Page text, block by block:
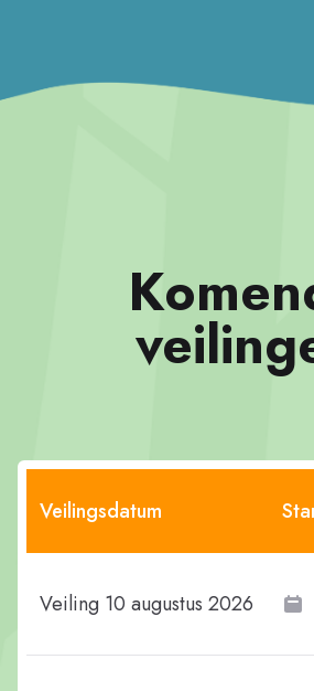
Veilingsdatum
Veiling 10 augustus 2026